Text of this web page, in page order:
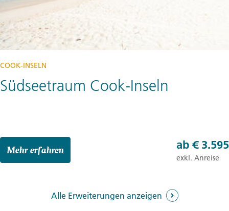
COOK-INSELN
Südseetraum Cook-Inseln
Mehr erfahren ab € 3.595
exkl. Anreise
Alle Erweiterungen anzeigen